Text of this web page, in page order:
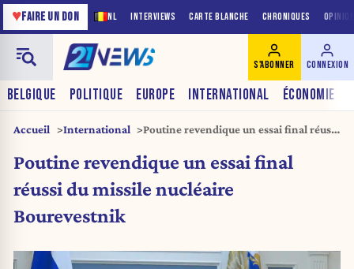
NL INTERVIEWS CARTE BLANCHE CHRONIQUES
♥FAIRE UN DON
BELGIQUE POLITIQUE EUROPE INTERNATIONAL ÉCONOMIE
S'ABONNER CONNEXION
Accueil International
Poutine revendique un essai final réussi
Poutine revendique un essai final
réussi du missile nucléaire
Bourevestnik